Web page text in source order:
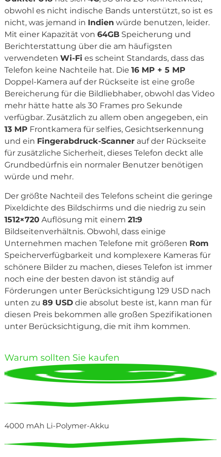
obwohl es nicht indische Bands unterstützt, so ist es
nicht, was jemand in Indien würde benutzen, leider.
Mit einer Kapazität von 64GBSpeicherung und
Berichterstattung über die am häufigsten
verwendeten Wi-Fi es scheint Standards, dass das
Telefon keine Nachteile hat. Die 16 MP + 5 MP
Doppel-Kamera auf der Rückseite ist eine große
Bereicherung für die Bildliebhaber, obwohl das Video
mehr hätte hatte als 30 Frames pro Sekunde
verfügbar. Zusätzlich zu allem oben angegeben, ein
13 MP Frontkamera für selfies, Gesichtserkennung
und ein Fingerabdruck-Scannerauf der Rückseite
für zusätzliche Sicherheit, dieses Telefon deckt alle
Grundbedürfnis ein normaler Benutzer benötigen
würde und mehr.
Der größte Nachteil des Telefons scheint die geringe
Pixeldichte des Bildschirms und die niedrig zu sein
1512×720Auflösung mit einem 21:9
Bildseitenverhältnis. Obwohl, dass einige
Unternehmen machen Telefone mit größeren Rom
Speicherverfügbarkeit und komplexere Kameras für
schönere Bilder zu machen, dieses Telefon ist immer
noch eine der besten davon ist ständig auf
Förderungen unter Berücksichtigung 129 USD nach
unten zu 89 USDdie absolut beste ist, kann man für
diesen Preis bekommen alle großen Spezifikationen
unter Berücksichtigung, die mit ihm kommen.
Warum sollten Sie kaufen
4000 mAh Li-Polymer-Akku